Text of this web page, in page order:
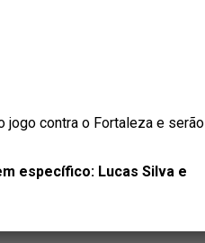
contra o Fortaleza e serão
específico: Lucas Silva e